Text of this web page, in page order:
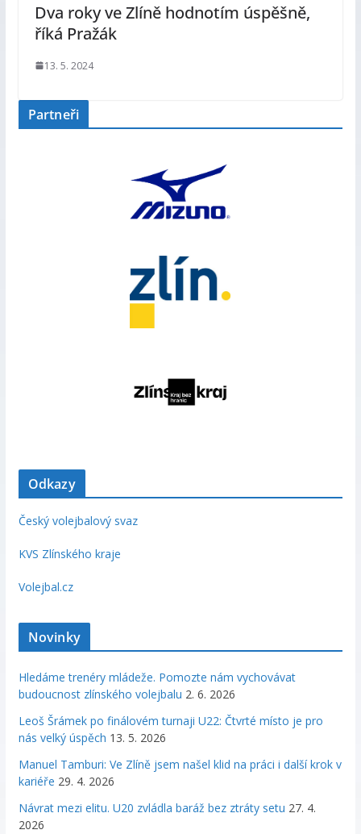
Dva roky ve Zlíně hodnotím úspěšně,
říká Pražák
13. 5. 2024
Partneři
Odkazy
Český volejbalový svaz
KVS Zlínského kraje
Volejbal.cz
Novinky
Hledáme trenéry mládeže. Pomozte nám vychovávat
budoucnost zlínského volejbalu 2. 6. 2026
Leoš Šrámek po finálovém turnaji U22: Čtvrté místo je pro
nás velký úspěch 13. 5. 2026
Manuel Tamburi: Ve Zlíně jsem našel klid na práci i další krok v
kariéře 29. 4. 2026
Návrat mezi elitu. U20 zvládla baráž bez ztráty setu 27. 4.
2026